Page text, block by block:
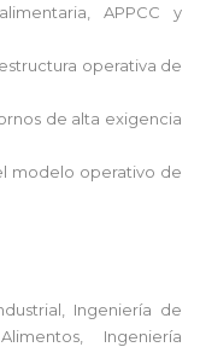
APPCC y
operativa de
de alta exigencia
modelo operativo de
Ingeniería de
Ingeniería